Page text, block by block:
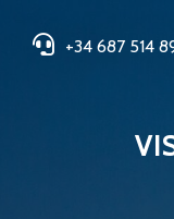
+34 687 514